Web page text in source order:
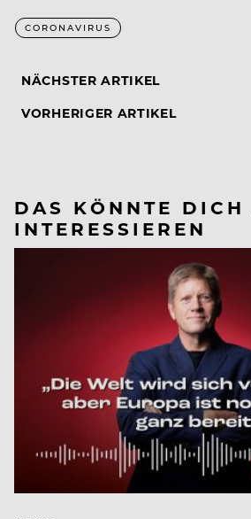
CORONAVIRUS
NÄCHSTER ARTIKEL
VORHERIGER ARTIKEL
DAS KÖNNTE DICH
INTERESSIEREN